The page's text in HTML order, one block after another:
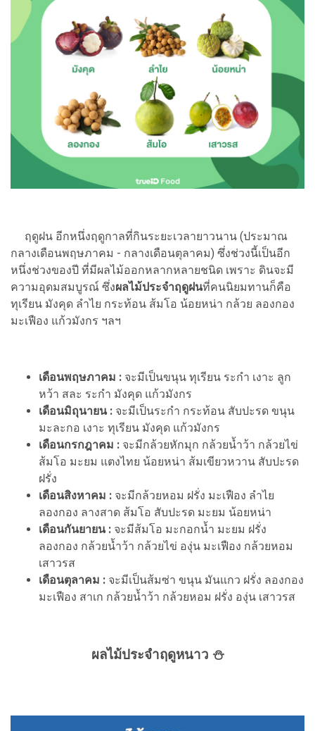
ฤดูฝน อีกหนึ่งฤดูกาลที่กินระยะเวลายาวนาน (ประมาณ
กลางเดือนพฤษภาคม - กลางเดือนตุลาคม) ซึ่งช่วงนี้เป็นอีก
หนึ่งช่วงของปี ที่มีผลไม้ออกหลากหลายชนิด เพราะ ดินจะมี
ความอุดมสมบูรณ์ ซึ่งผลไม้ประจำฤดูฝนที่คนนิยมทานก็คือ
ทุเรียน มังคุด ลำไย กระท้อน ส้มโอ น้อยหน่า กล้วย ลองกอง
มะเฟือง แก้วมังกร ฯลฯ
เดือนพฤษภาคม : จะมีเป็นขนุน ทุเรียน ระกำ เงาะ ลูก
หว้า สละ ระกำ มังคุด แก้วมังกร
เดือนมิถุนายน : จะมีเป็นระกำ กระท้อน สับปะรด ขนุน
มะละกอ เงาะ ทุเรียน มังคุด แก้วมังกร
เดือนกรกฎาคม : จะมีกล้วยหักมุก กล้วยน้ำว้า กล้วยไข่
ส้มโอ มะยม แตงไทย น้อยหน่า ส้มเขียวหวาน สับปะรด
ฝรั่ง
เดือนสิงหาคม : จะมีกล้วยหอม ฝรั่ง มะเฟือง ลำไย
ลองกอง ลางสาด ส้มโอ สับปะรด มะยม น้อยหน่า
เดือนกันยายน : จะมีส้มโอ มะกอกน้ำ มะยม ฝรั่ง
ลองกอง กล้วยน้ำว้า กล้วยไข่ องุ่น มะเฟือง กล้วยหอม
เสาวรส
เดือนตุลาคม : จะมีเป็นส้มซ่า ขนุน มันแกว ฝรั่ง ลองกอง
มะเฟือง สาเก กล้วยน้ำว้า กล้วยหอม ฝรั่ง องุ่น เสาวรส
ผลไม้ประจำฤดูหนาว ⛄